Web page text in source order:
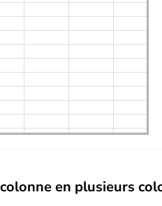
en plusieurs